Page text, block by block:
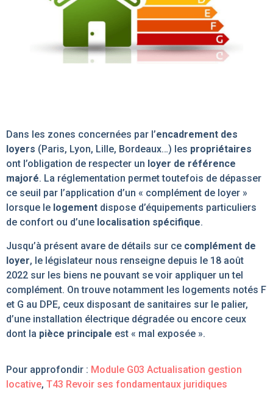
Dans les zones concernées par l’encadrement des
loyers (Paris, Lyon, Lille, Bordeaux…) les propriétaires
ont l’obligation de respecter un loyer de référence
majoré. La réglementation permet toutefois de dépasser
ce seuil par l’application d’un « complément de loyer »
lorsque le logement dispose d’équipements particuliers
de confort ou d’une localisation spécifique.
Jusqu’à présent avare de détails sur ce complément de
loyer, le législateur nous renseigne depuis le 18 août
2022 sur les biens ne pouvant se voir appliquer un tel
complément. On trouve notamment les logements notés F
et G au DPE, ceux disposant de sanitaires sur le palier,
d’une installation électrique dégradée ou encore ceux
dont la pièce principale est « mal exposée ».
Pour approfondir : Module G03 Actualisation gestion
locative, T43 Revoir ses fondamentaux juridiques